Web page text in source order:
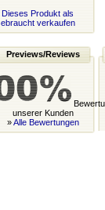
Dieses Produkt als
verkaufen
Previews/Reviews
unserer Kunden
»Alle Bewertungen